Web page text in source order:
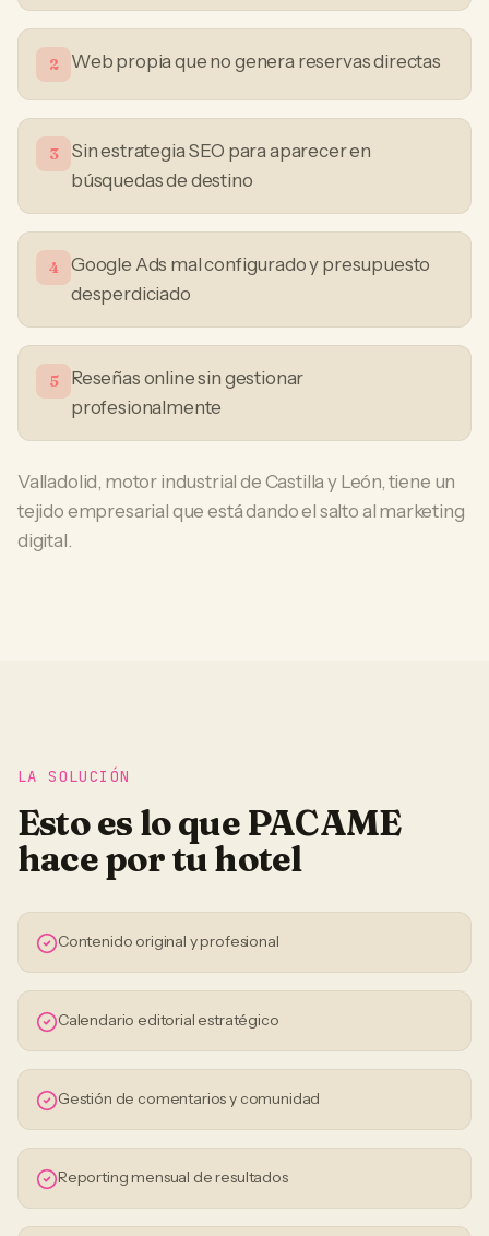
2 Web propia que no genera reservas directas
3
Sin estrategia SEO para aparecer en
búsquedas de destino
4
Google Ads mal configurado y presupuesto
desperdiciado
5
Reseñas online sin gestionar
profesionalmente
Valladolid, motor industrial de Castilla y León, tiene un
tejido empresarial que está dando el salto al marketing
digital.
LA SOLUCIÓN
Esto es lo que PACAME
hace por tuhotel
Contenido original y profesional
Calendario editorial estratégico
Gestión de comentarios y comunidad
Reporting mensual de resultados